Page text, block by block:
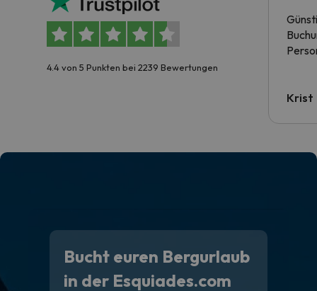
4.4 von 5 Punkten bei 2239 Bewertungen
Krist
Bucht euren Bergurlaub
in der Esquiades.com